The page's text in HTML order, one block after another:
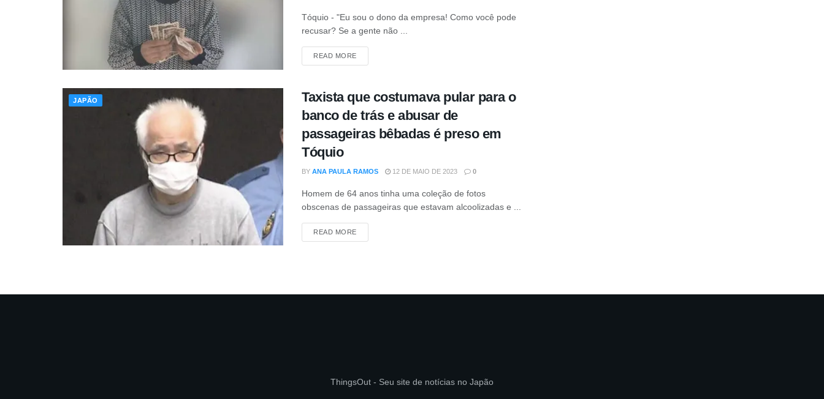
Tóquio - "Eu sou o dono da empresa! Como você pode
recusar? Se a gente não ...
READ MOREDETAILS
JAPÃO
Taxista que costumava pular para o
banco de trás e abusar de
passageiras bêbadas é preso em
Tóquio
BY ANA PAULA RAMOS 12 DE MAIO DE 2023 0
Homem de 64 anos tinha uma coleção de fotos
obscenas de passageiras que estavam alcoolizadas e ...
READ MOREDETAILS
ThingsOut - Seu site de notícias no Japão